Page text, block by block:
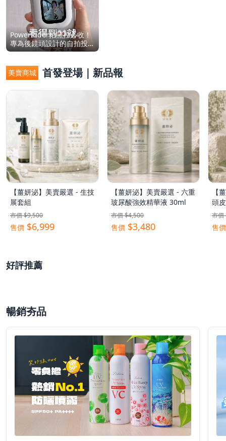
PowerRider拍照控必收！
專為後鏡頭設計的自拍投
影螢幕
美賣商城 首發登場｜新品報
【薑妍泌】美賣嚴選 - 生技
展套組
市價 $9,500
售價 $6,999
【薑妍泌】美賣嚴選 - 六重
玻尿酸強效精華液 30ml
市價 $4,500
售價$3,480
【
頭
市價
售價
好評推薦
蹦妮 x【Softism】超舒適
無痕內衣褲 💗
暢銷夯品